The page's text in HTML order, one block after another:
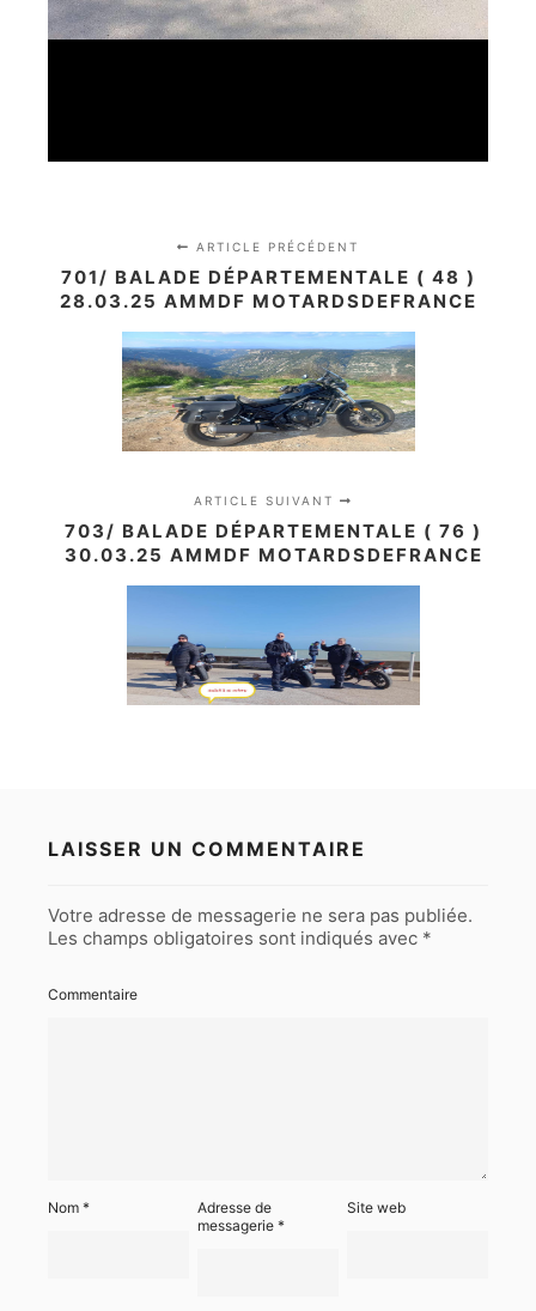
ARTICLE PRÉCÉDENT
701/ BALADE DÉPARTEMENTALE ( 48 )
28.03.25 AMMDF MOTARDSDEFRANCE
ARTICLE SUIVANT
703/ BALADE DÉPARTEMENTALE ( 76 )
30.03.25 AMMDF MOTARDSDEFRANCE
LAISSER UN COMMENTAIRE
Votre adresse de messagerie ne sera pas publiée.
Les champs obligatoires sont indiqués avec *
Commentaire
Nom *
Adresse de
messagerie*
Site web